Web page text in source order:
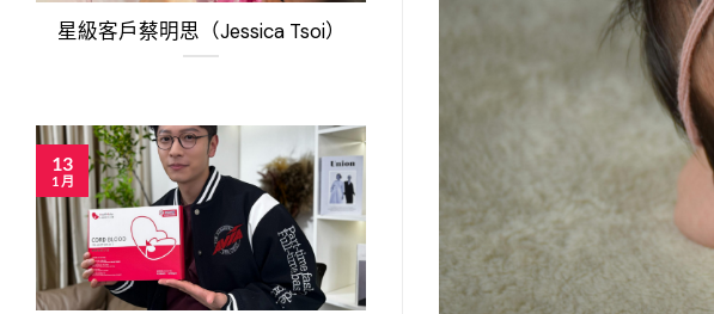
星級客戶蔡明思（Jessica Tsoi）
13
1 月
對指南